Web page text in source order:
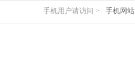
手机用户请访问 > 手机网站